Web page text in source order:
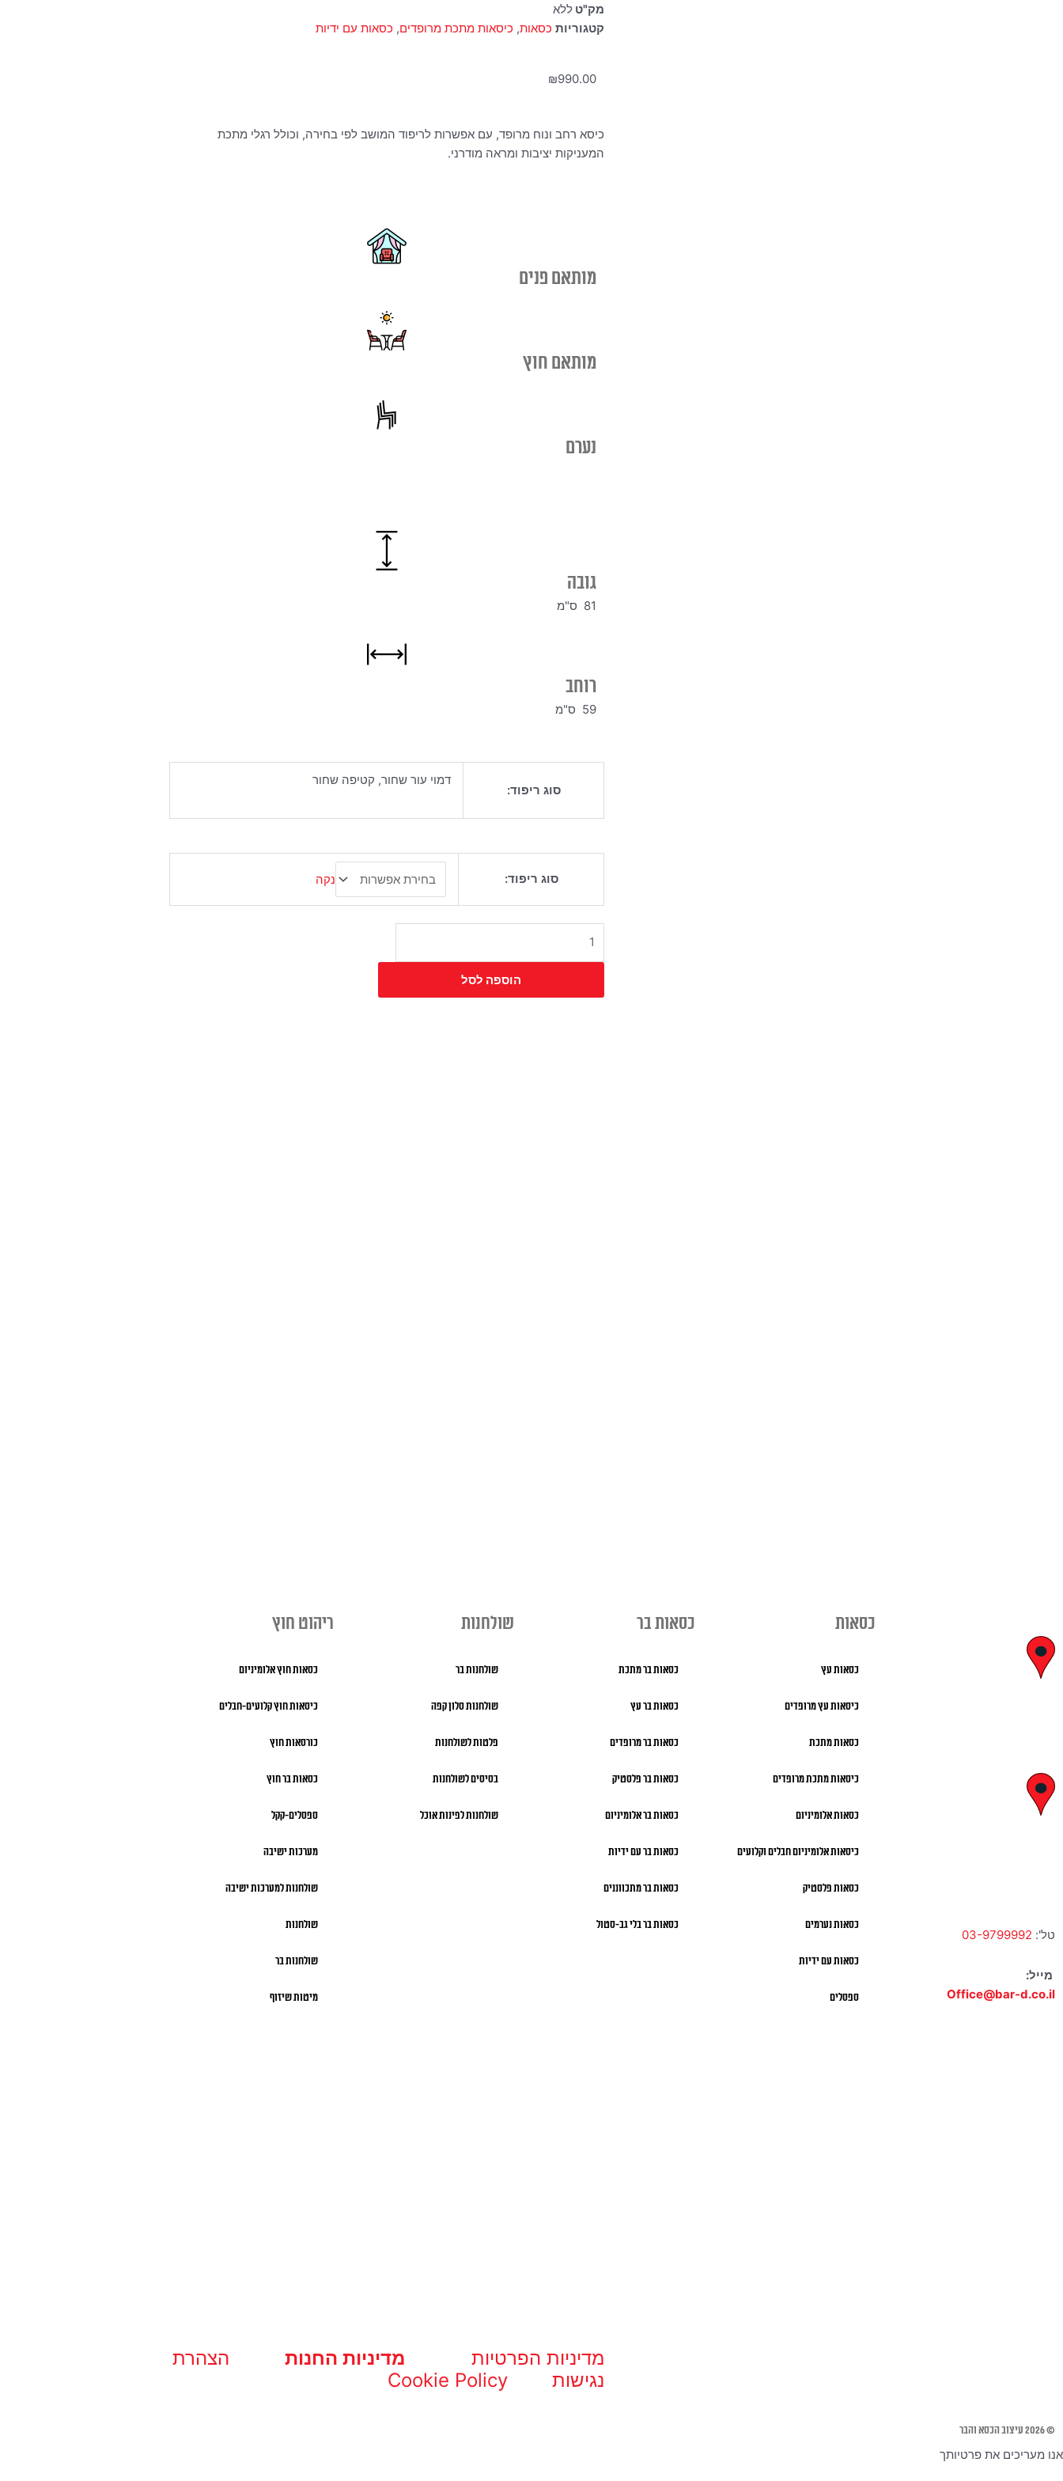
מק"ט ללא
קטגוריות כסאות, כיסאות מתכת מרופדים, כסאות עם ידיות
₪990.00
כיסא רחב ונוח מרופד, עם אפשרות לריפוד המושב לפי בחירה, וכולל רגלי מתכת
המעניקות יציבות ומראה מודרני.
מותאם פנים
מותאם חוץ
נערם
גובה
81 ס"מ
רוחב
59 ס"מ
סוג ריפוד:
דמוי עור שחור, קטיפה שחור
סוג ריפוד: נקה
הוספה לסל
טל': 03-9799992
מייל:
Office@bar-d.co.il
כסאות
כסאות עץ
כיסאות עץ מרופדים
כסאות מתכת
כיסאות מתכת מרופדים
כסאות אלומיניום
כיסאות אלומיניום חבלים וקלועים
כסאות פלסטיק
כסאות נערמים
כסאות עם ידיות
ספסלים
כסאות בר
כסאות בר מתכת
כסאות בר עץ
כסאות בר מרופדים
כסאות בר פלסטיק
כסאות בר אלומיניום
כסאות בר עם ידיות
כסאות בר מתכווננים
כסאות בר בלי גב-סטול
שולחנות
שולחנות בר
שולחנות סלון קפה
פלטות לשולחנות
בסיסים לשולחנות
שולחנות לפינות אוכל
ריהוט חוץ
כסאות חוץ אלומיניום
כיסאות חוץ קלועים-חבלים
כורסאות חוץ
כסאות בר חוץ
ספסלים-קקל
מערכות ישיבה
שולחנות למערכות ישיבה
שולחנות
שולחנות בר
מיטות שיזוף
מדיניות הפרטיות מדיניות החנות
הצהרת
נגישות
Cookie Policy
© 2026 עיצוב הכסא והבר
אנו מעריכים את פרטיותך